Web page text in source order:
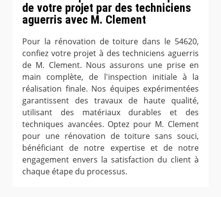
de votre projet par des techniciens
aguerris avec M. Clement
Pour la rénovation de toiture dans le 54620,
confiez votre projet à des techniciens aguerris
de M. Clement. Nous assurons une prise en
main complète, de l'inspection initiale à la
réalisation finale. Nos équipes expérimentées
garantissent des travaux de haute qualité,
utilisant des matériaux durables et des
techniques avancées. Optez pour M. Clement
pour une rénovation de toiture sans souci,
bénéficiant de notre expertise et de notre
engagement envers la satisfaction du client à
chaque étape du processus.